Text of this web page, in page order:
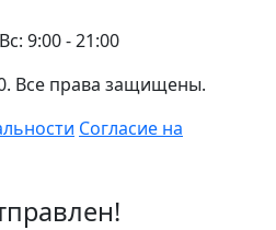
9:00 - 21:00
Все права защищены.
Согласие на